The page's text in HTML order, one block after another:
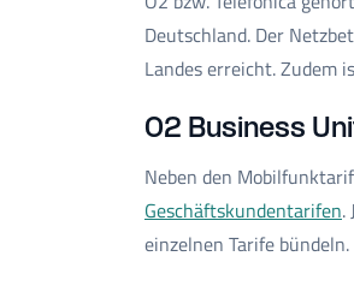
Deutschland. Der
Landes erreicht. Zudem
O2 Business
Neben den
Geschäftskundentarifen.
einzelnen Tarife bündeln.